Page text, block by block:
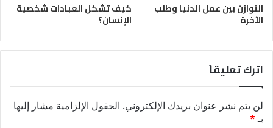
التوازن بين عمل الدنيا وطلب
الآخرة
كيف تشكل العبادات شخصية
الإنسان؟
اترك تعليقاً
لن يتم نشر عنوان بريدك الإلكتروني. الحقول الإلزامية مشار إليها
بـ*